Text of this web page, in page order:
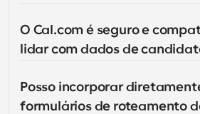
O Cal.com é seguro e
lidar com dados de
Posso incorporar
formulários de roteamento